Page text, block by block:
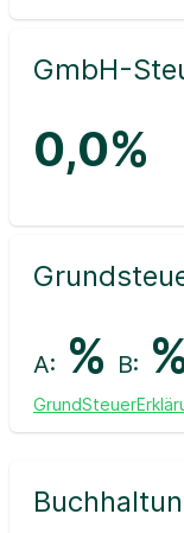
GmbH-
0,0%
A: % B: